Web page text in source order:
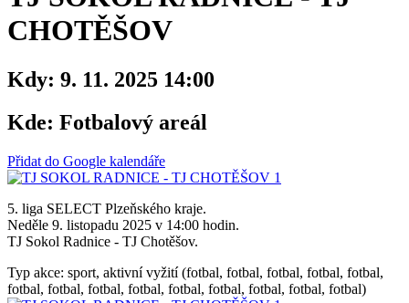
CHOTĚŠOV
Kdy: 9. 11. 2025 14:00
Kde: Fotbalový areál
Přidat do Google kalendáře
5. liga SELECT Plzeňského kraje.
Neděle 9. listopadu 2025 v 14:00 hodin.
TJ Sokol Radnice - TJ Chotěšov.
Typ akce: sport, aktivní vyžití (fotbal, fotbal, fotbal, fotbal, fotbal,
fotbal, fotbal, fotbal, fotbal, fotbal, fotbal, fotbal, fotbal, fotbal)